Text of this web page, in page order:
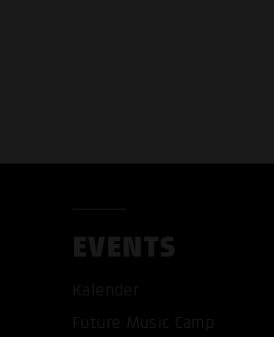
EVENTS
Kalender
Future Music Camp